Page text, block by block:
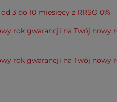
3 do 10 miesięcy z RRSO 0%
rok gwarancji na Twój nowy
rok gwarancji na Twój nowy